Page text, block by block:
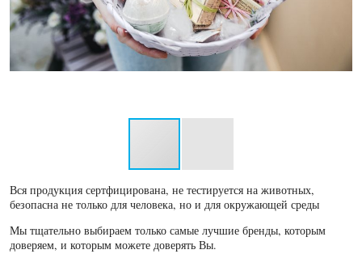
Вся продукция сертфицирована, не тестируется на животных,
безопасна не только для человека, но и для окружающей среды
Мы тщательно выбираем только самые лучшие бренды, которым
доверяем, и которым можете доверять Вы.